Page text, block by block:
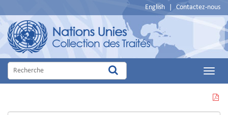
English Contactez-nous
Main